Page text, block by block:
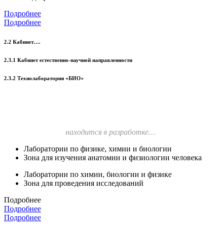
Подробнее
Подробнее
2.2 Кабинет….
2.3.1 Кабинет естественно-научной направленности
2.3.2 Технолаборатория «БИО»
находится в разработке…
Лаборатории по физике, химии и биологии
Зона для изучения анатомии и физиологии человека
Лаборатории по химии, биологии и физике
Зона для проведения исследований
Подробнее
Подробнее
Подробнее